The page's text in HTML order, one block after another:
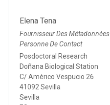
Elena Tena
Fournisseur Des Métadonnées
Personne De Contact
Posdoctoral Research
Doñana Biological Station
C/ Américo Vespucio 26
41092 Sevilla
Sevilla